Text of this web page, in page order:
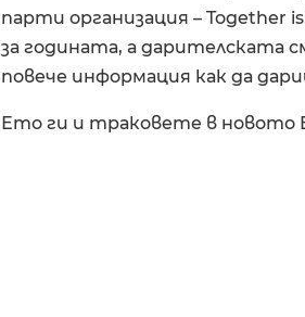
парти организация – Together
за годината, а дарителската
повече информация как да
Ето ги и траковете в новото